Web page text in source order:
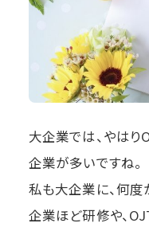
大企業では、やは
企業が多いですね。
私も大企業に、何度
企業ほど研修や、